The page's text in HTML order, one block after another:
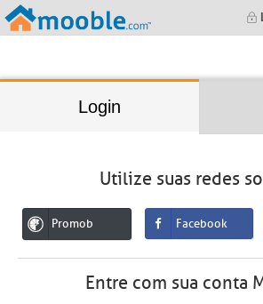
Login
Utilize suas redes
Promob Facebook
Entre com sua conta